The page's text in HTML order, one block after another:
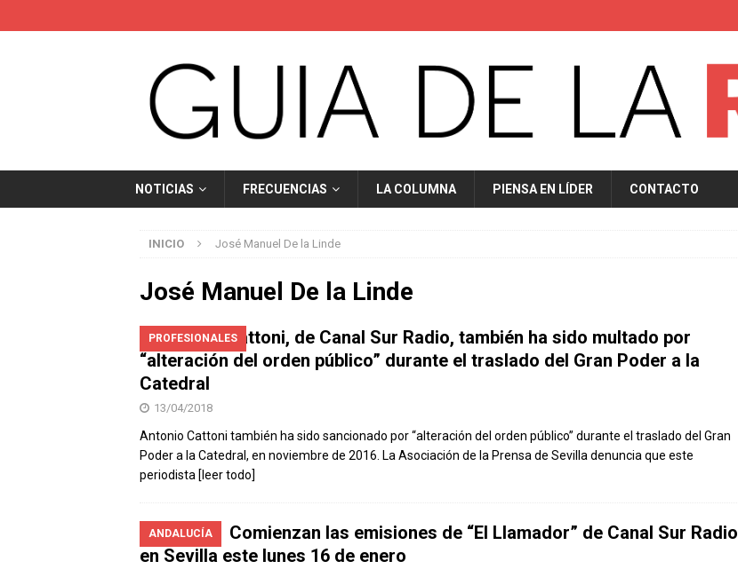
NOTICIAS FRECUENCIAS LA COLUMNA PIENSA EN LÍDER CONTACTO
INICIO José Manuel De la Linde
José Manuel De la Linde
PROFESIONALES
Antonio Cattoni, de Canal Sur Radio, también ha sido multado por
“alteración del orden público” durante el traslado del Gran Poder a la
Catedral
13/04/2018
Antonio Cattoni también ha sido sancionado por “alteración del orden público” durante el traslado del Gran
Poder a la Catedral, en noviembre de 2016. La Asociación de la Prensa de Sevilla denuncia que este
periodista [leer todo]
ANDALUCÍA
Comienzan las emisiones de “El Llamador” de Canal Sur Radio
en Sevilla este lunes 16 de enero